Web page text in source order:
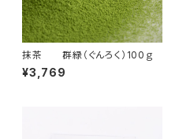
抹茶 群緑（ぐんろく）100ｇ
¥3,769